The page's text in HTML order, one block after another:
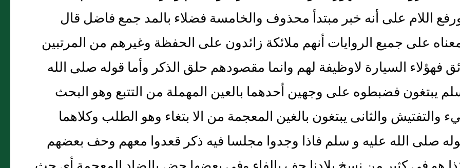
اللام على أنه خبر مبتدأ محذوف والخامسة فضلاء بالمد جمع فاضل قال
على جميع الروايات أنهم ملائكة زائدون على الحفظة وغيرهم من المرتبين
فهؤلاء السيارة لاوظيفة لهم وانما مقصودهم حلق الذكر وأما قوله صلى الله
يبتغون فضبطوه على وجهين أحدهما بالعين المهملة من التتبع وهو البحث
والتفتيش والثانى يبتغون بالغين المعجمة من الا بتغاء وهو الطلب وكلاهما
صلى الله عليه و سلم فاذا وجدوا مجلسا فيه ذكر قعدوا معهم وحف بعضهم